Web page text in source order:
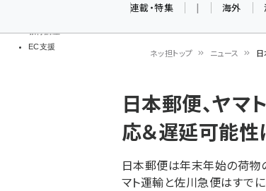
移
教育講座
EC支援
連載・特集 | 海外
ン
く
ず
ネッ担トップ ニュース
日本郵便、ヤマ
応＆遅延可能性
日本郵便は年末年始の荷物
マト運輸と佐川急便はすで